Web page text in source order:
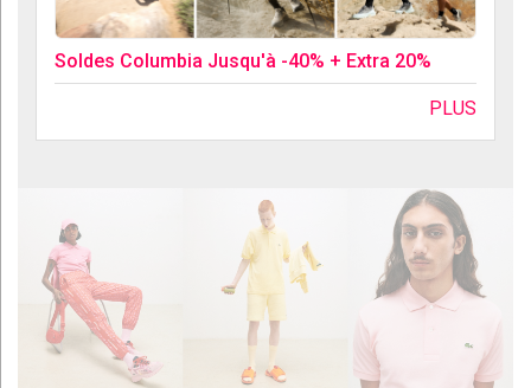
Soldes Columbia Jusqu'à -40% + Extra 20%
PLUS